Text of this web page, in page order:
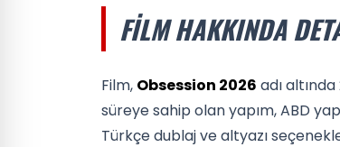
FILM HAKKINDA
Film, Obsession 2026 adı
süreye sahip olan yapım, ABD
Türkçe dublaj ve altyazı